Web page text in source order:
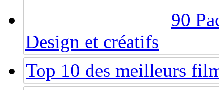
90
Design et créatifs
Top 10 des meilleurs